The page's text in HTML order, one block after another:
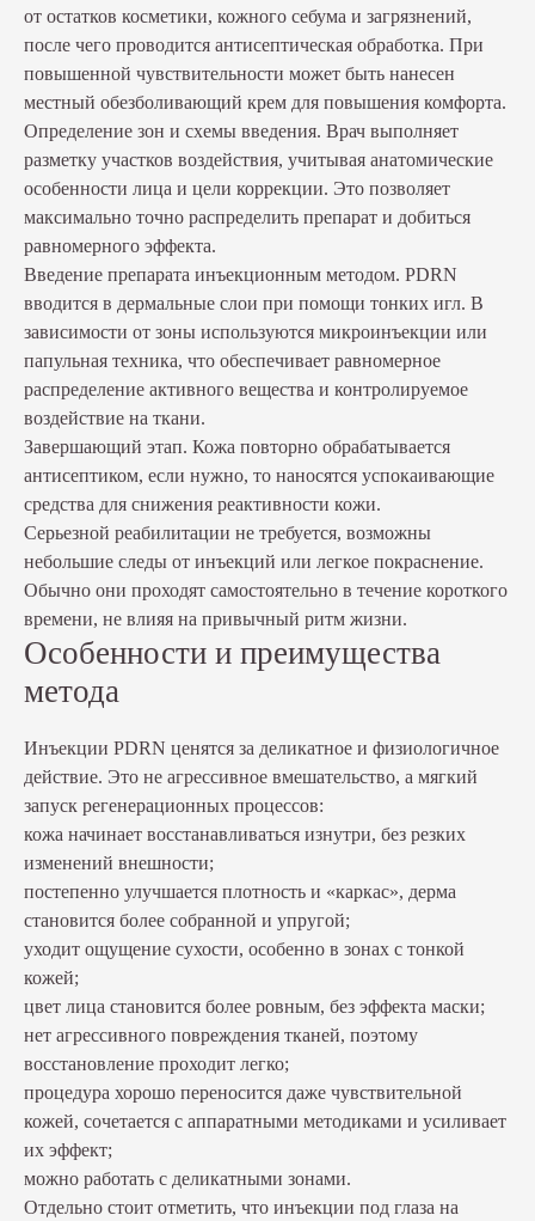
от остатков косметики, кожного себума и загрязнений,
после чего проводится антисептическая обработка. При
повышенной чувствительности может быть нанесен
местный обезболивающий крем для повышения комфорта.
Определение зон и схемы введения. Врач выполняет
разметку участков воздействия, учитывая анатомические
особенности лица и цели коррекции. Это позволяет
максимально точно распределить препарат и добиться
равномерного эффекта.
Введение препарата инъекционным методом. PDRN
вводится в дермальные слои при помощи тонких игл. В
зависимости от зоны используются микроинъекции или
папульная техника, что обеспечивает равномерное
распределение активного вещества и контролируемое
воздействие на ткани.
Завершающий этап. Кожа повторно обрабатывается
антисептиком, если нужно, то наносятся успокаивающие
средства для снижения реактивности кожи.
Серьезной реабилитации не требуется, возможны
небольшие следы от инъекций или легкое покраснение.
Обычно они проходят самостоятельно в течение короткого
времени, не влияя на привычный ритм жизни.
Особенности и преимущества
метода
Инъекции PDRN ценятся за деликатное и физиологичное
действие. Это не агрессивное вмешательство, а мягкий
запуск регенерационных процессов:
кожа начинает восстанавливаться изнутри, без резких
изменений внешности;
постепенно улучшается плотность и «каркас», дерма
становится более собранной и упругой;
уходит ощущение сухости, особенно в зонах с тонкой
кожей;
цвет лица становится более ровным, без эффекта маски;
нет агрессивного повреждения тканей, поэтому
восстановление проходит легко;
процедура хорошо переносится даже чувствительной
кожей, сочетается с аппаратными методиками и усиливает
их эффект;
можно работать с деликатными зонами.
Отдельно стоит отметить, что инъекции под глаза на